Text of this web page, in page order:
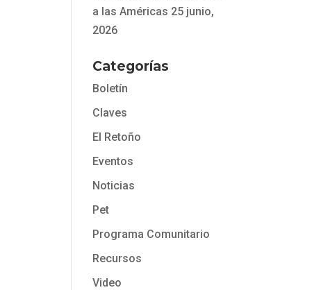
a las Américas 25 junio,
2026
Categorías
Boletín
Claves
El Retoño
Eventos
Noticias
Pet
Programa Comunitario
Recursos
Video